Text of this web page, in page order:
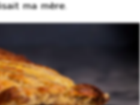
ma mère.